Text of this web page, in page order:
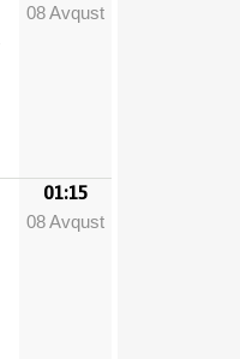
08 Avqust
01:15
08 Avqust